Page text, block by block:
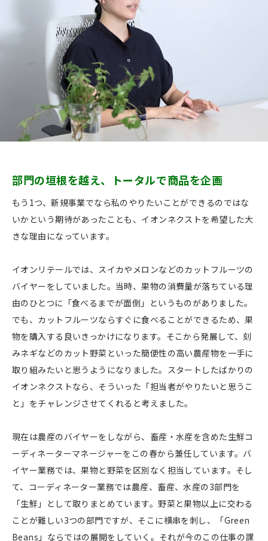
部門の垣根を越え、トータルで商品を企画
もう1つ、新規事業でなら私のやりたいことができるのではな
いかという期待があったことも、イオンネクストを希望した大
きな理由になっています。
イオンリテールでは、スイカやメロンなどのカットフルーツの
バイヤーをしていました。当時、果物の消費量が落ちている理
由のひとつに「食べるまでが面倒」というものがありました。
でも、カットフルーツならすぐに食べることができるため、果
物を購入する良いきっかけになります。そこから発展して、刻
みネギなどのカット野菜といった簡便性の高い農産物を一手に
取り組みたいと思うようになりました。スタートしたばかりの
イオンネクストなら、そういった「担当者がやりたいと思うこ
と」をチャレンジさせてくれると考えました。
現在は農産のバイヤーをしながら、畜産・水産を含めた生鮮コ
ーディネーターマネージャーをこの春から兼任しています。バ
イヤー業務では、果物と野菜を区別なく担当しています。そし
て、コーディネーター業務では農産、畜産、水産の3部門を
「生鮮」として取りまとめています。野菜と果物以上に交わる
ことが難しい3つの部門ですが、そこに横串を刺し、「Green
Beans」ならではの展開をしていく。それが今のこの仕事の課